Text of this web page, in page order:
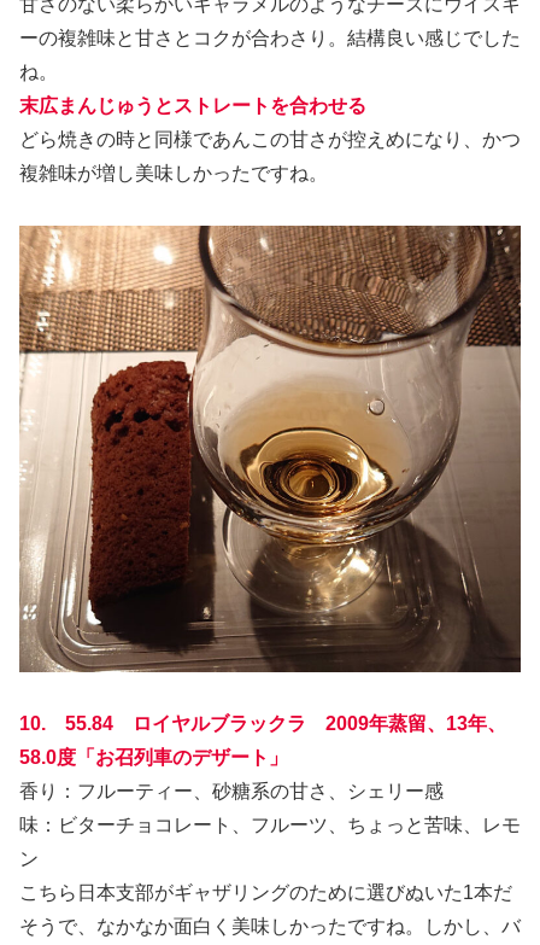
甘さのない柔らかいキャラメルのようなチーズにウイスキ
ーの複雑味と甘さとコクが合わさり。結構良い感じでした
ね。
末広まんじゅうとストレートを合わせる
どら焼きの時と同様であんこの甘さが控えめになり、かつ
複雑味が増し美味しかったですね。
10. 55.84 ロイヤルブラックラ 2009年蒸留、13年、
58.0度「お召列車のデザート」
香り：フルーティー、砂糖系の甘さ、シェリー感
味：ビターチョコレート、フルーツ、ちょっと苦味、レモ
ン
こちら日本支部がギャザリングのために選びぬいた1本だ
そうで、なかなか面白く美味しかったですね。しかし、バ